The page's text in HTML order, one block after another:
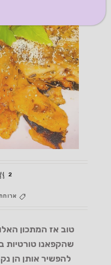
2
טוב אז המתכון
שהקפאנו טורטיות
להפשיר אותן הן